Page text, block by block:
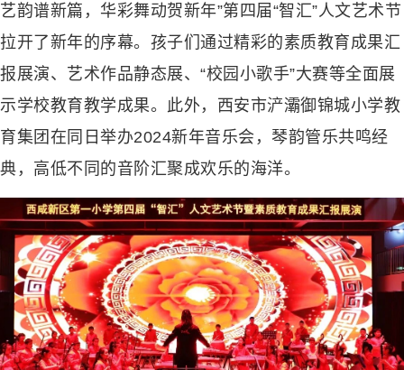
艺韵谱新篇，华彩舞动贺新年”第四届“智汇”人文艺术节
拉开了新年的序幕。孩子们通过精彩的素质教育成果汇
报展演、艺术作品静态展、“校园小歌手”大赛等全面展
示学校教育教学成果。此外，西安市浐灞御锦城小学教
育集团在同日举办2024新年音乐会，琴韵管乐共鸣经
典，高低不同的音阶汇聚成欢乐的海洋。